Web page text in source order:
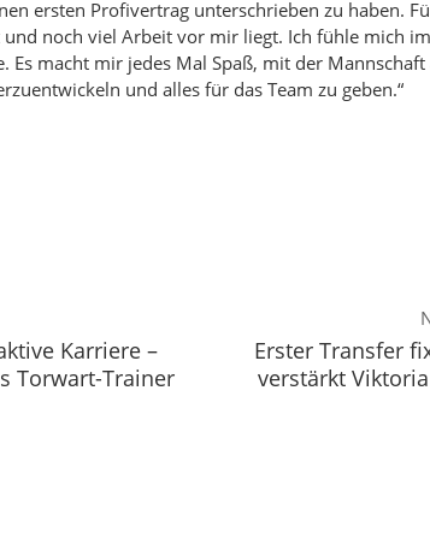
ersten Profivertrag unterschrieben zu haben.
noch viel Arbeit vor mir liegt. Ich fühle mich
Es macht mir jedes Mal Spaß, mit der
und alles für das Team zu geben.“
Karriere –
Torwart-Trainer
Erster Transfer
verstärkt